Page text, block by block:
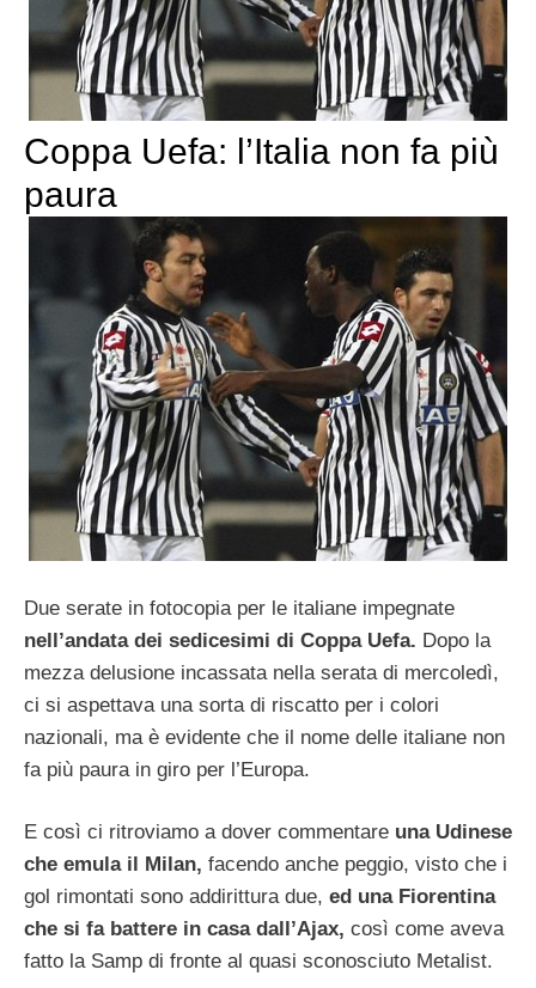
Coppa Uefa: l’Italia non fa più
paura
Due serate in fotocopia per le italiane impegnate
nell’andata dei sedicesimi di Coppa Uefa. Dopo la
mezza delusione incassata nella serata di mercoledì,
ci si aspettava una sorta di riscatto per i colori
nazionali, ma è evidente che il nome delle italiane non
fa più paura in giro per l’Europa.
E così ci ritroviamo a dover commentare una Udinese
che emula il Milan, facendo anche peggio, visto che i
gol rimontati sono addirittura due, ed una Fiorentina
che si fa battere in casa dall’Ajax, così come aveva
fatto la Samp di fronte al quasi sconosciuto Metalist.